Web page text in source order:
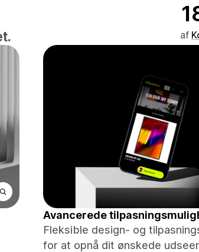
af
Avancerede
Fleksible design- og
for at opnå dit ønskede